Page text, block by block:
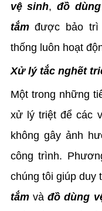
vệ sinh, đồ
tắmđược bảo trì
thống luôn hoạt
Xử lý tắc nghẽt
Một trong những
xử lý triệt để các
không gây ảnh
công trình.
chúng tôi giúp
tắmvàđồ dùng